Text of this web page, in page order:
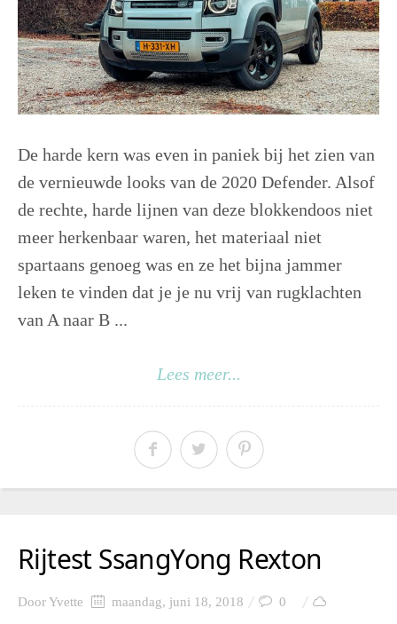
De harde kern was even in paniek bij het zien van
de vernieuwde looks van de 2020 Defender. Alsof
de rechte, harde lijnen van deze blokkendoos niet
meer herkenbaar waren, het materiaal niet
spartaans genoeg was en ze het bijna jammer
leken te vinden dat je je nu vrij van rugklachten
van A naar B ...
Lees meer...
Rijtest SsangYong Rexton
DoorYvette maandag, juni 18, 2018
0